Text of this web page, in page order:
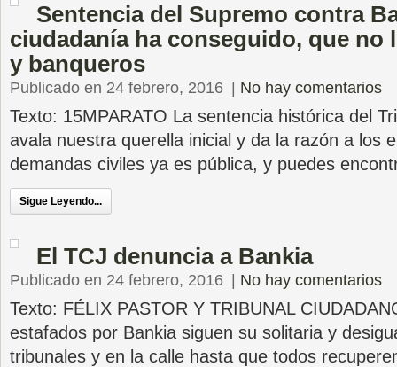
Sentencia del Supremo contra
ciudadanía ha conseguido, que no
y banqueros
Publicado en 24 febrero, 2016 No hay comentarios
Texto: 15MPARATO La sentencia histórica del
avala nuestra querella inicial y da la razón a los
demandas civiles ya es pública, y puedes
Sigue Leyendo...
El TCJ denuncia a Bankia
Publicado en 24 febrero, 2016 No hay comentarios
Texto: FÉLIX PASTOR Y TRIBUNAL
estafados por Bankia siguen su solitaria y
tribunales y en la calle hasta que todos